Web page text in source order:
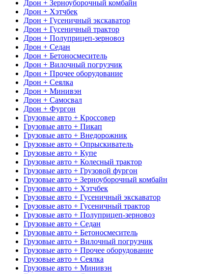
Дрон + Зерноуборочный комбайн
Дрон + Хэтчбек
Дрон + Гусеничный экскаватор
Дрон + Гусеничный трактор
Дрон + Полуприцеп-зерновоз
Дрон + Седан
Дрон + Бетоносмеситель
Дрон + Вилочный погрузчик
Дрон + Прочее оборудование
Дрон + Сеялка
Дрон + Минивэн
Дрон + Самосвал
Дрон + Фургон
Грузовые авто + Кроссовер
Грузовые авто + Пикап
Грузовые авто + Внедорожник
Грузовые авто + Опрыскиватель
Грузовые авто + Купе
Грузовые авто + Колесный трактор
Грузовые авто + Грузовой фургон
Грузовые авто + Зерноуборочный комбайн
Грузовые авто + Хэтчбек
Грузовые авто + Гусеничный экскаватор
Грузовые авто + Гусеничный трактор
Грузовые авто + Полуприцеп-зерновоз
Грузовые авто + Седан
Грузовые авто + Бетоносмеситель
Грузовые авто + Вилочный погрузчик
Грузовые авто + Прочее оборудование
Грузовые авто + Сеялка
Грузовые авто + Минивэн